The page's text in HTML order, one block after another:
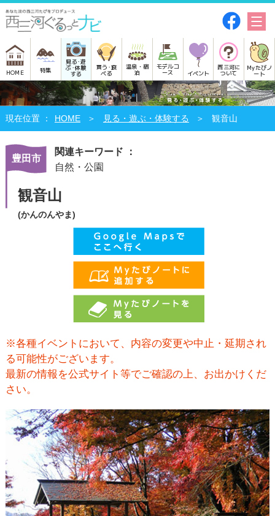
HOME 特集
見る･遊
ぶ･体験
する
買う･食
べる
温泉・宿
泊
モデルコ
ース イベント
西三河に
ついて
Myたびノ
ート
HOME 見る・遊ぶ・体験する 観音山
豊田市
関連キーワード ：
自然・公園
観音山
(かんのんやま)
※各種イベントにおいて、内容の変更や中止・延期され
る可能性がございます。
最新の情報を公式サイト等でご確認の上、お出かけくだ
さい。